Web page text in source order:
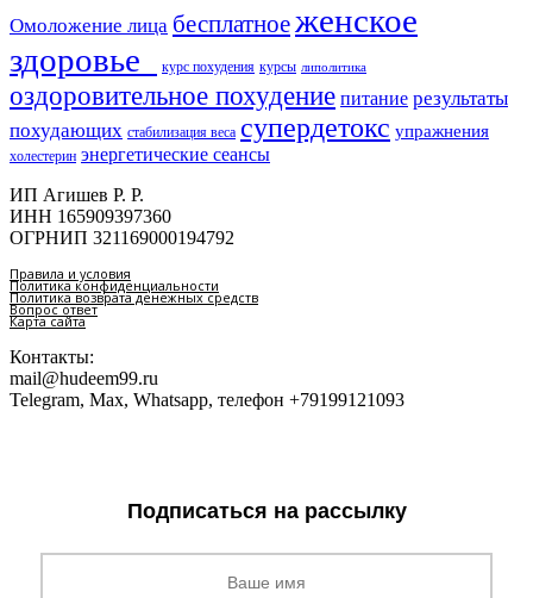
Омоложение лица бесплатноеженское
здоровье​
курс похудения курсы липолитика
оздоровительное похудение питание результаты
похудающих стабилизация веса супердетокс упражнения
холестерин энергетические сеансы
ИП Агишев Р. Р.
ИНН 165909397360
ОГРНИП 321169000194792
Правила и условия
Политика конфиденциальности
Политика возврата денежных средств
Вопрос ответ
Карта сайта
Контакты:
mail@hudeem99.ru
Telegram, Max, Whatsapp, телефон +79199121093
Подписаться на рассылку